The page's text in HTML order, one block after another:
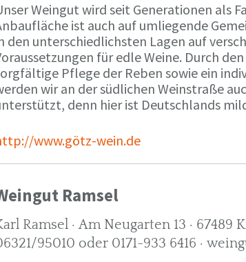
Weingut wird seit Generationen als
ist auch auf umliegende
den unterschiedlichsten Lagen auf
für edle Weine. Durch
Pflege der Reben sowie ein
wir an der südlichen Weinstraße
denn hier ist Deutschlands
www.götz-wein.de
Ramsel
Ramsel · Am Neugarten 13 · 67489
95010 oder 0171-933 6416 ·